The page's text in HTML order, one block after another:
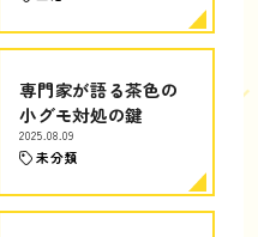
専門家が語る茶色の
小グモ対処の鍵
2025.08.09
未分類